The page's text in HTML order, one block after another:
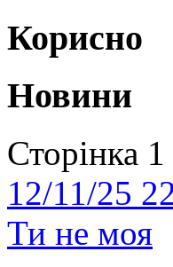
Корисно
Новини
Сторінка 1
12/11/25
Ти не моя